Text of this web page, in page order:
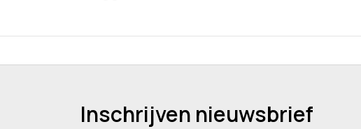
Inschrijven nieuwsbrief